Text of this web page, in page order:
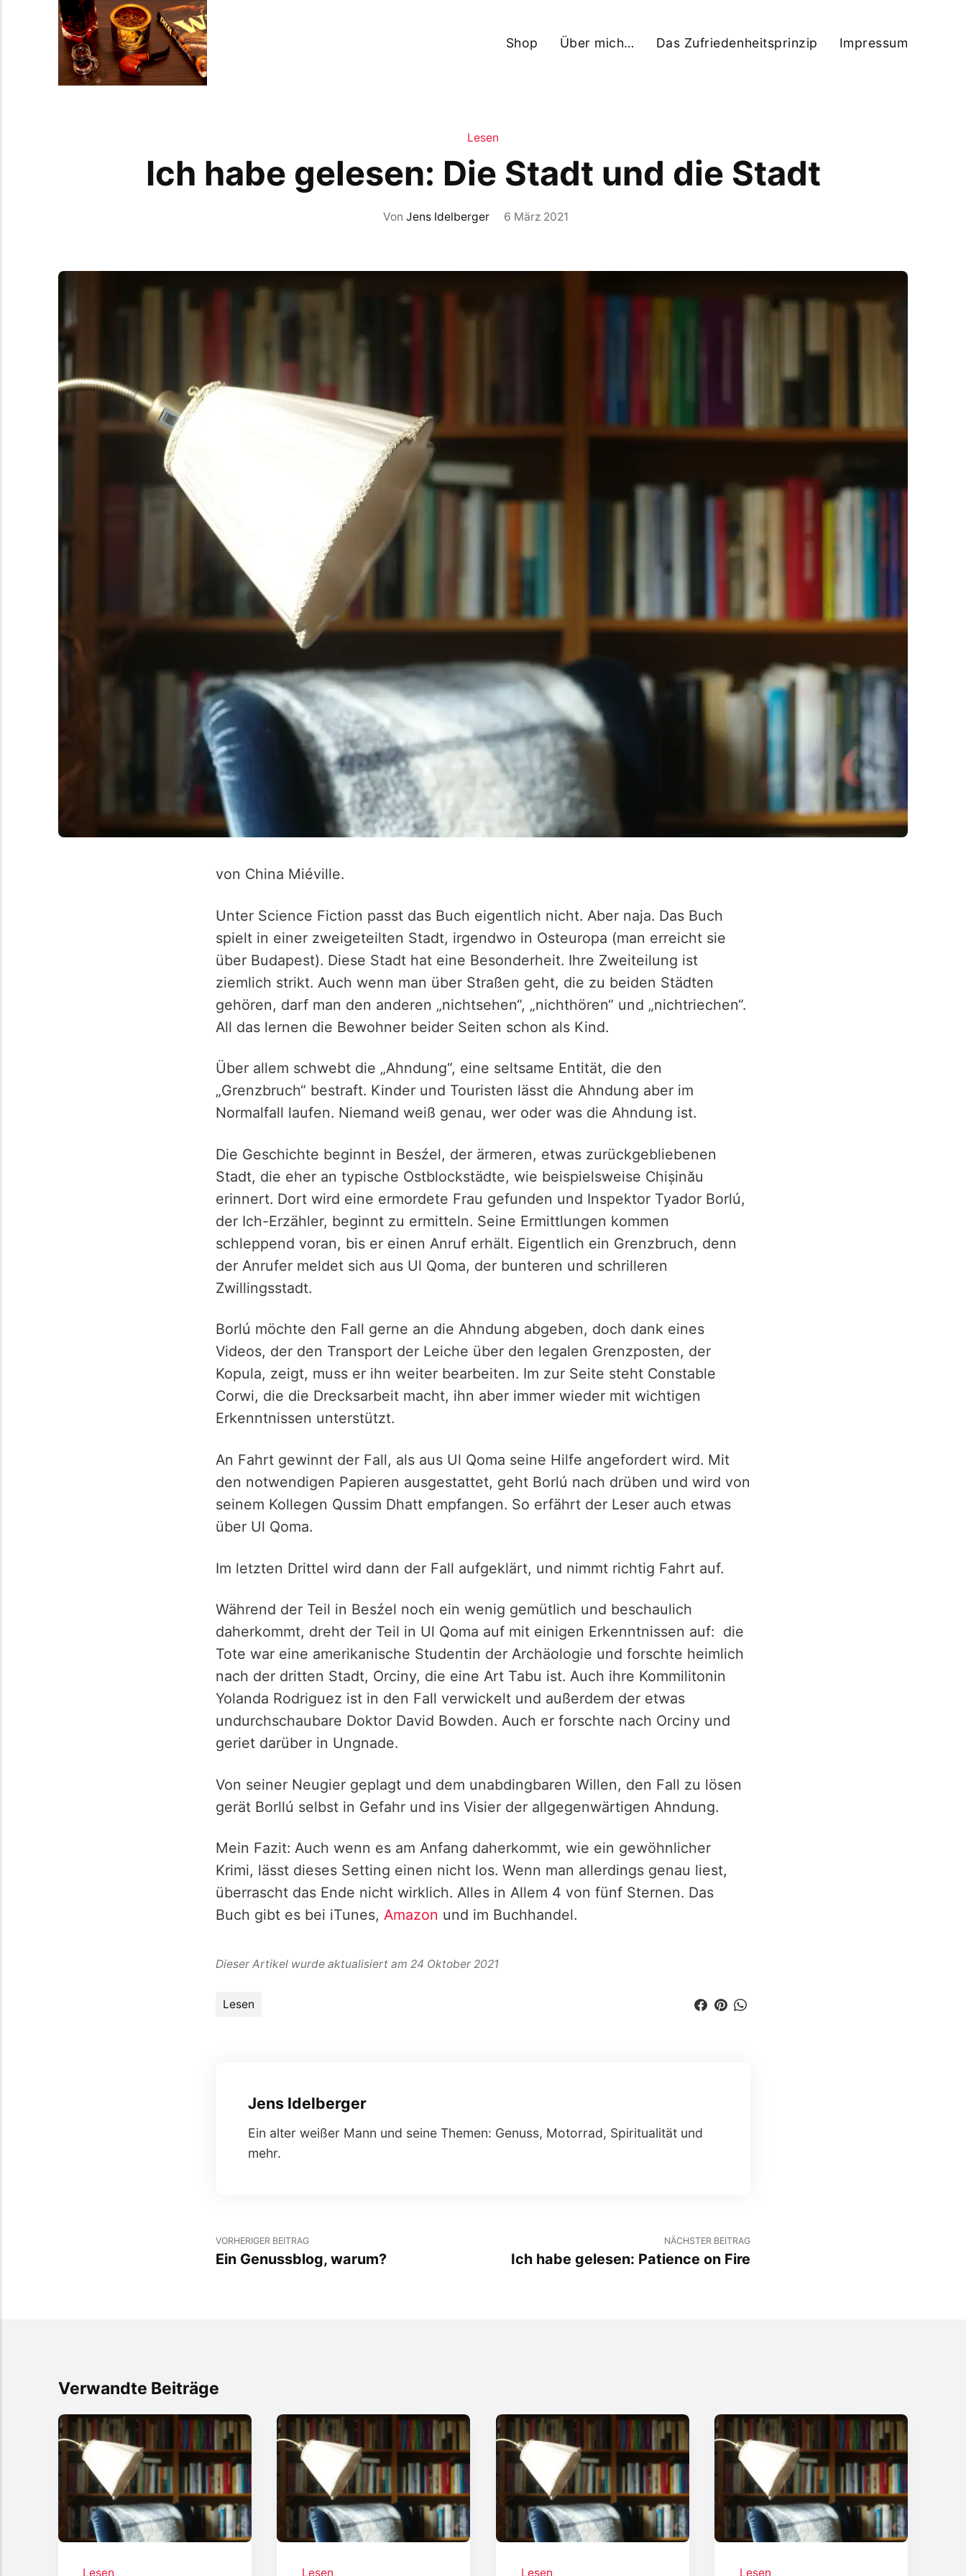
Shop Über mich… Das Zufriedenheitsprinzip Impressum
Lesen
Ich habe gelesen: Die Stadt und die Stadt
VonJens Idelberger 6 März 2021
von China Miéville.
Unter Science Fiction passt das Buch eigentlich nicht. Aber naja. Das Buch
spielt in einer zweigeteilten Stadt, irgendwo in Osteuropa (man erreicht sie
über Budapest). Diese Stadt hat eine Besonderheit. Ihre Zweiteilung ist
ziemlich strikt. Auch wenn man über Straßen geht, die zu beiden Städten
gehören, darf man den anderen „nichtsehen“, „nichthören“ und „nichtriechen“.
All das lernen die Bewohner beider Seiten schon als Kind.
Über allem schwebt die „Ahndung“, eine seltsame Entität, die den
„Grenzbruch“ bestraft. Kinder und Touristen lässt die Ahndung aber im
Normalfall laufen. Niemand weiß genau, wer oder was die Ahndung ist.
Die Geschichte beginnt in Besźel, der ärmeren, etwas zurückgebliebenen
Stadt, die eher an typische Ostblockstädte, wie beispielsweise Chișinău
erinnert. Dort wird eine ermordete Frau gefunden und Inspektor Tyador Borlú,
der Ich-Erzähler, beginnt zu ermitteln. Seine Ermittlungen kommen
schleppend voran, bis er einen Anruf erhält. Eigentlich ein Grenzbruch, denn
der Anrufer meldet sich aus Ul Qoma, der bunteren und schrilleren
Zwillingsstadt.
Borlú möchte den Fall gerne an die Ahndung abgeben, doch dank eines
Videos, der den Transport der Leiche über den legalen Grenzposten, der
Kopula, zeigt, muss er ihn weiter bearbeiten. Im zur Seite steht Constable
Corwi, die die Drecksarbeit macht, ihn aber immer wieder mit wichtigen
Erkenntnissen unterstützt.
An Fahrt gewinnt der Fall, als aus Ul Qoma seine Hilfe angefordert wird. Mit
den notwendigen Papieren ausgestattet, geht Borlú nach drüben und wird von
seinem Kollegen Qussim Dhatt empfangen. So erfährt der Leser auch etwas
über Ul Qoma.
Im letzten Drittel wird dann der Fall aufgeklärt, und nimmt richtig Fahrt auf.
Während der Teil in Besźel noch ein wenig gemütlich und beschaulich
daherkommt, dreht der Teil in Ul Qoma auf mit einigen Erkenntnissen auf: die
Tote war eine amerikanische Studentin der Archäologie und forschte heimlich
nach der dritten Stadt, Orciny, die eine Art Tabu ist. Auch ihre Kommilitonin
Yolanda Rodriguez ist in den Fall verwickelt und außerdem der etwas
undurchschaubare Doktor David Bowden. Auch er forschte nach Orciny und
geriet darüber in Ungnade.
Von seiner Neugier geplagt und dem unabdingbaren Willen, den Fall zu lösen
gerät Borllú selbst in Gefahr und ins Visier der allgegenwärtigen Ahndung.
Mein Fazit: Auch wenn es am Anfang daherkommt, wie ein gewöhnlicher
Krimi, lässt dieses Setting einen nicht los. Wenn man allerdings genau liest,
überrascht das Ende nicht wirklich. Alles in Allem 4 von fünf Sternen. Das
Buch gibt es bei iTunes, Amazon und im Buchhandel.
Dieser Artikel wurde aktualisiert am 24 Oktober 2021
Lesen
Jens Idelberger
Ein alter weißer Mann und seine Themen: Genuss, Motorrad, Spiritualität und
mehr.
VORHERIGER BEITRAG
Ein Genussblog, warum?
NÄCHSTER BEITRAG
Ich habe gelesen: Patience on Fire
Verwandte Beiträge
Lesen Lesen Lesen Lesen